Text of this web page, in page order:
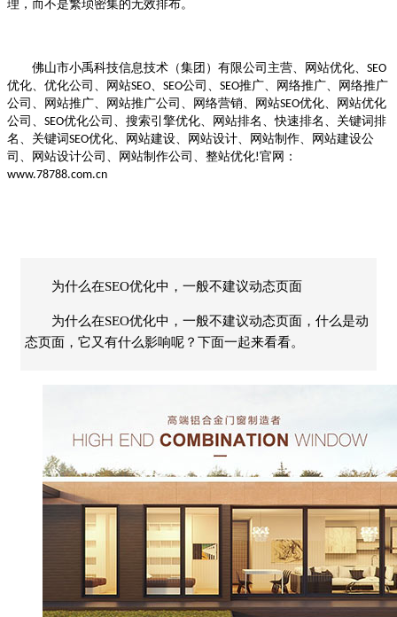
理，而不是繁琐密集的无效排布。
佛山市小禹科技信息技术（集团）有限公司主营、网站优化、 SEO
优化、优化公司、网站SEO SEO公司、 SEO推广、网络推广、网络推广
公司、网站推广、网站推广公司、网络营销、网站SEO优化、网站优化
公司、 SEO优化公司、搜索引擎优化、网站排名、快速排名、关键词排
名、关键词SEO优化、网站建设、网站设计、网站制作、网站建设公
司、网站设计公司、网站制作公司、整站优化!官网：
www.78788.com.cn
为什么在SEO优化中，一般不建议动态页面
为什么在SEO优化中，一般不建议动态页面，什么是动
态页面，它又有什么影响呢？下面一起来看看。